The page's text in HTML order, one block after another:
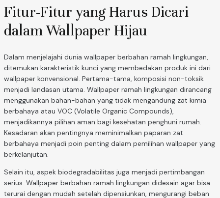
Fitur-Fitur yang Harus Dicari
dalam Wallpaper Hijau
Dalam menjelajahi dunia wallpaper berbahan ramah lingkungan,
ditemukan karakteristik kunci yang membedakan produk ini dari
wallpaper konvensional. Pertama-tama, komposisi non-toksik
menjadi landasan utama. Wallpaper ramah lingkungan dirancang
menggunakan bahan-bahan yang tidak mengandung zat kimia
berbahaya atau VOC (Volatile Organic Compounds),
menjadikannya pilihan aman bagi kesehatan penghuni rumah.
Kesadaran akan pentingnya meminimalkan paparan zat
berbahaya menjadi poin penting dalam pemilihan wallpaper yang
berkelanjutan.
Selain itu, aspek biodegradabilitas juga menjadi pertimbangan
serius. Wallpaper berbahan ramah lingkungan didesain agar bisa
terurai dengan mudah setelah dipensiunkan, mengurangi beban